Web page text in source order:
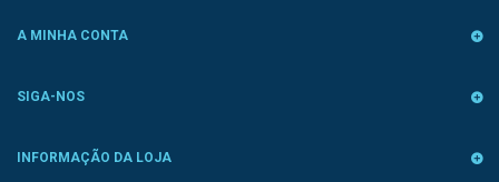
A MINHA CONTA
SIGA-NOS
INFORMAÇÃO DA LOJA